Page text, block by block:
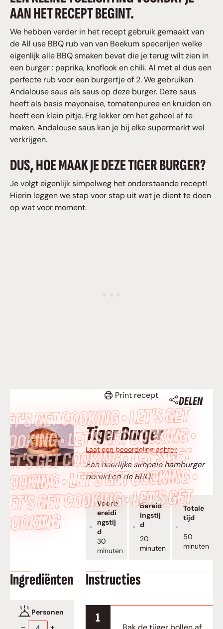
AAN HET RECEPT BEGINT.
We hebben verder in het recept gebruik gemaakt van
de All use BBQ rub van van Beekum specerijen welke
eigenlijk alle BBQ smaken bevat die je terug wilt zien in
een burger : paprika, knoflook en chili. Al met al dus een
perfecte rub voor een burgertje of 2. We gebruiken
Andalouse saus als saus op deze burger. Deze saus
heeft als basis mayonaise, tomatenpuree en kruiden en
heeft een klein pitje. Erg lekker om het geheel af te
maken. Andalouse saus kan je bij elke supermarkt wel
verkrijgen.
DUS, HOE MAAK JE DEZE TIGER BURGER?
Je volgt eigenlijk simpelweg het onderstaande recept!
Hierin leggen we stap voor stap uit wat je dient te doen
op wat voor moment.
GET COOKING • LET’S GET
• LET’S GET COOKING •
GET COOKING • LET’S GET
COOKING • LET’S GET COOKING •
LET’S GET COOKING • LET’S GET
COOKING
Print recept DELEN
Tiger Burger
Laat een beoordeling achter
Een heerlijke simpele hamburger
bereid op de BBQ!
Voorb
ereidi
ngstij
d
30minuten
minuten
Bereid
ingstij
d
20
minuten
Totale
tijd
50minuten
minuten
Ingrediënten
Personen
Instructies